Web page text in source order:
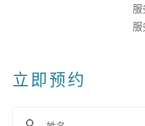
服
服
立即预约